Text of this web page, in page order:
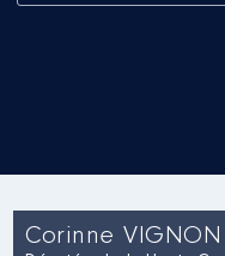
Corinne VIGNON